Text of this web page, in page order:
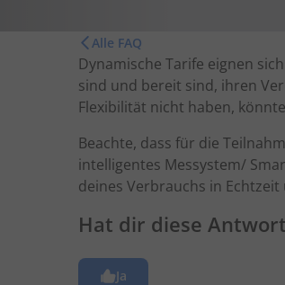
Alle FAQ
Dynamische Tarife eignen
sind und bereit sind, ihren
Flexibilität nicht haben,
Beachte, dass für die
intelligentes Messystem/
deines Verbrauchs in
Hat dir diese
Ja